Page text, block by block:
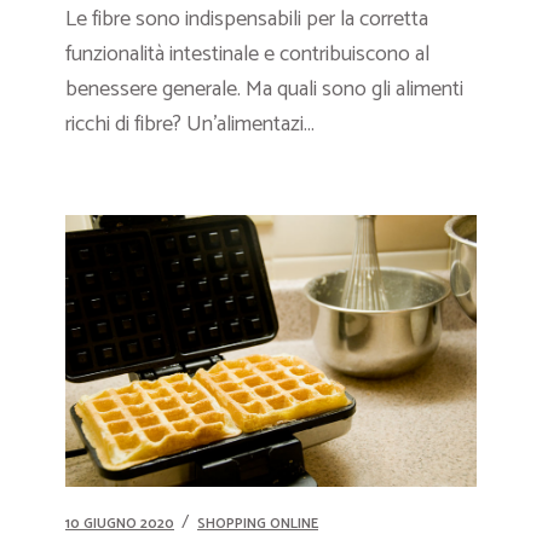
Le fibre sono indispensabili per la corretta
funzionalità intestinale e contribuiscono al
benessere generale. Ma quali sono gli alimenti
ricchi di fibre? Un’alimentazi...
10 GIUGNO 2020 SHOPPING ONLINE